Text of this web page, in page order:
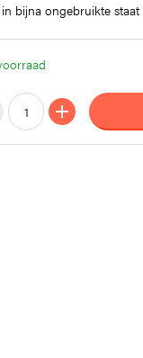
bijna ongebruikte